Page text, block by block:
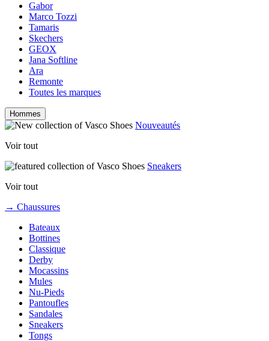
Gabor
Marco Tozzi
Tamaris
Skechers
GEOX
Jana Softline
Ara
Remonte
Toutes les marques
Hommes
Nouveautés
Voir tout
Sneakers
Voir tout
→ Chaussures
Bateaux
Bottines
Classique
Derby
Mocassins
Mules
Nu-Pieds
Pantoufles
Sandales
Sneakers
Tongs